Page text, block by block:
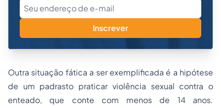
Inscrever
Outra situação fática a ser exemplificada é a hipótese
de um padrasto praticar violência sexual contra o
enteado, que conte com menos de 14 anos.